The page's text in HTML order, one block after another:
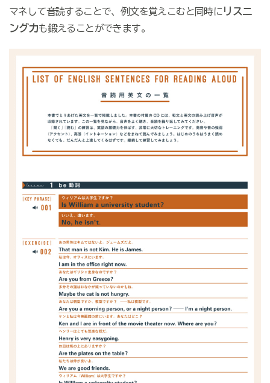
マネして音読することで、例文を覚えこむと同時に リスニ
ング力も鍛えることができます。